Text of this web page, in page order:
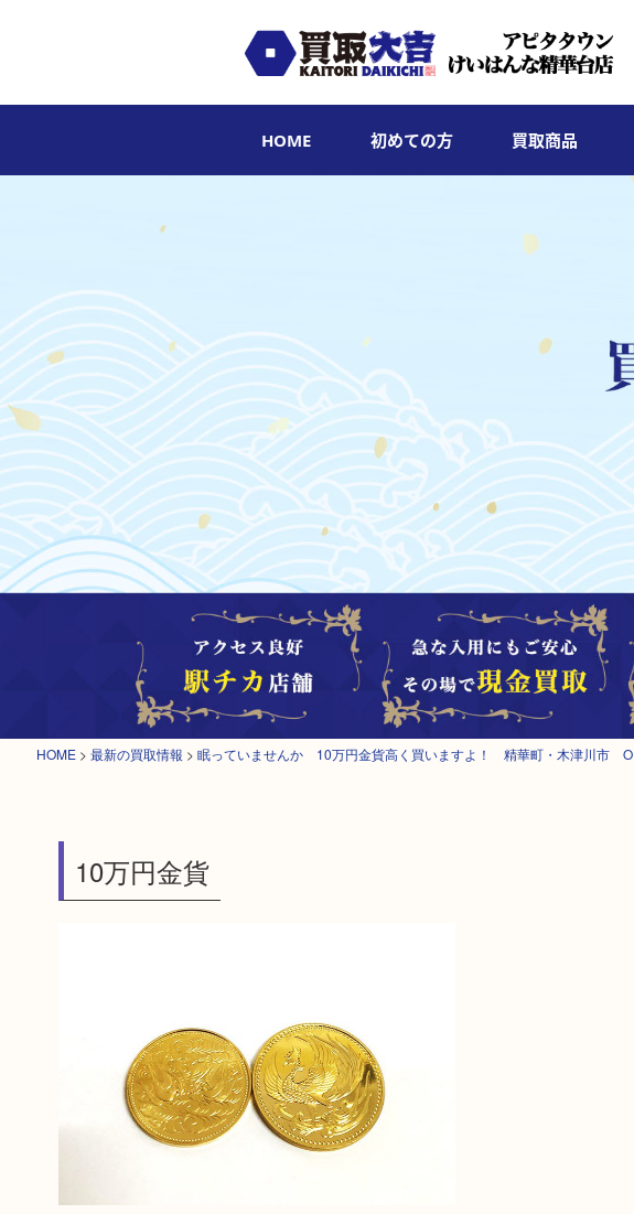
HOME 初めての方 買取商品
HOME > 最新の買取情報 > 眠っていませんか 10万円金貨高く買いますよ！ 精華町・木津川市 O
10万円金貨